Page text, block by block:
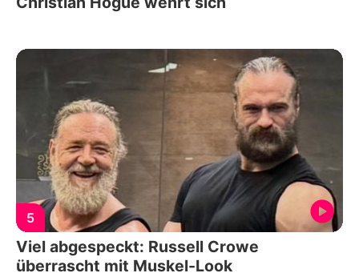
5
Viel abgespeckt: Russell Crowe
überrascht mit Muskel-Look